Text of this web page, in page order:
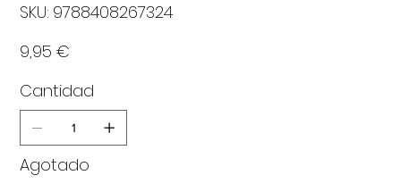
SKU: 9788408267324
9788408267324
9,95 €
Cantidad
Agotado